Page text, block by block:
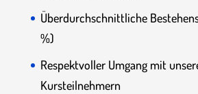
Überdurchschnittliche
%)
Respektvoller Umgang mit
Kursteilnehmern